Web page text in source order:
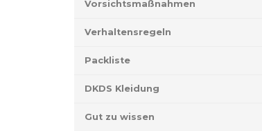
Vorsichtsmaßnahmen
Verhaltensregeln
Packliste
DKDS Kleidung
Gut zu wissen